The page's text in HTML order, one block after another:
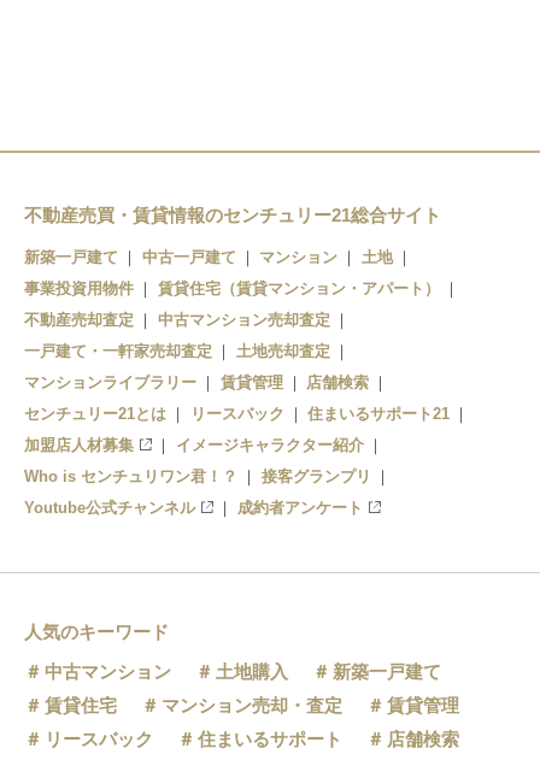
不動産売買・賃貸情報のセンチュリー21総合サイト
新築一戸建て 中古一戸建て マンション
土地
事業投資用物件
賃貸住宅（賃貸マンション・アパート）
不動産売却査定
中古マンション売却査定
一戸建て・一軒家売却査定
土地売却査定
マンションライブラリー
賃貸管理
店舗検索
センチュリー21とは
リースバック
住まいるサポート21
加盟店人材募集
イメージキャラクター紹介
Who is センチュリワン君！？
接客グランプリ
Youtube公式チャンネル
成約者アンケート
人気のキーワード
中古マンション
土地購入
新築一戸建て
賃貸住宅
マンション売却・査定
賃貸管理
リースバック
住まいるサポート
店舗検索